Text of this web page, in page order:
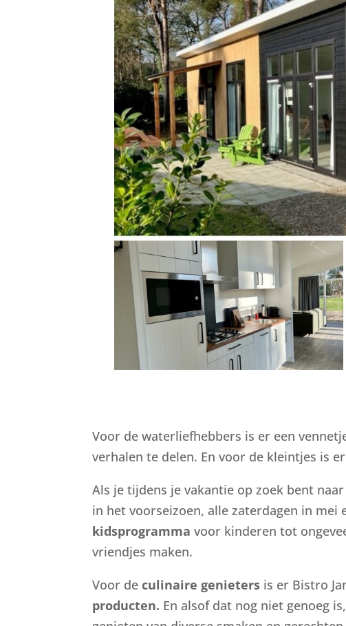
Voor de waterliefhebbers is er een
verhalen te delen. En voor de kleintjes is
Als je tijdens je vakantie op zoek bent
in het voorseizoen, alle zaterdagen in
kidsprogramma voor kinderen tot
vriendjes maken.
Voor de culinaire genieters is er Bistro
producten. En alsof dat nog niet genoeg